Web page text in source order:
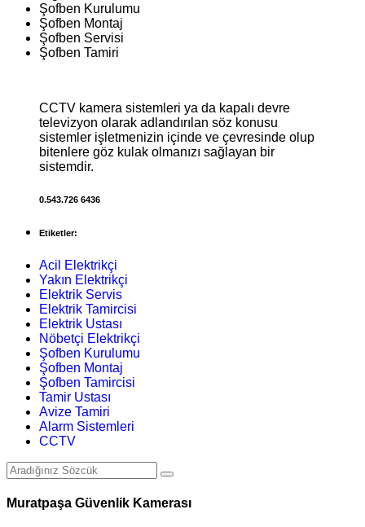
Şofben Kurulumu
Şofben Montaj
Şofben Servisi
Şofben Tamiri
CCTV kamera sistemleri ya da kapalı devre
televizyon olarak adlandırılan söz konusu
sistemler işletmenizin içinde ve çevresinde olup
bitenlere göz kulak olmanızı sağlayan bir
sistemdir.
0.543.726 6436
Etiketler:
Acil Elektrikçi
Yakın Elektrikçi
Elektrik Servis
Elektrik Tamircisi
Elektrik Ustası
Nöbetçi Elektrikçi
Şofben Kurulumu
Şofben Montaj
Şofben Tamircisi
Tamir Ustası
Avize Tamiri
Alarm Sistemleri
CCTV
Muratpaşa Güvenlik Kamerası